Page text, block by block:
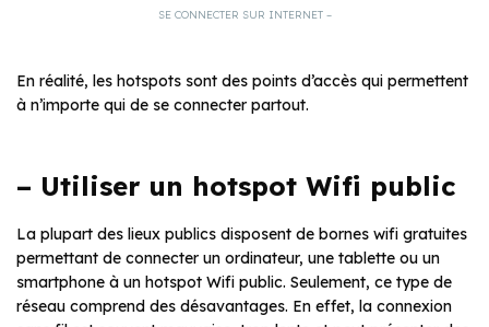
SE CONNECTER SUR INTERNET –
En réalité, les hotspots sont des points d’accès qui permettent
à n’importe qui de se connecter partout.
– Utiliser un hotspot Wifi public
La plupart des lieux publics disposent de bornes wifi gratuites
permettant de connecter un ordinateur, une tablette ou un
smartphone à un hotspot Wifi public. Seulement, ce type de
réseau comprend des désavantages. En effet, la connexion